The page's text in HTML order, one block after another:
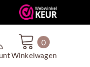
0
Winkelwagen